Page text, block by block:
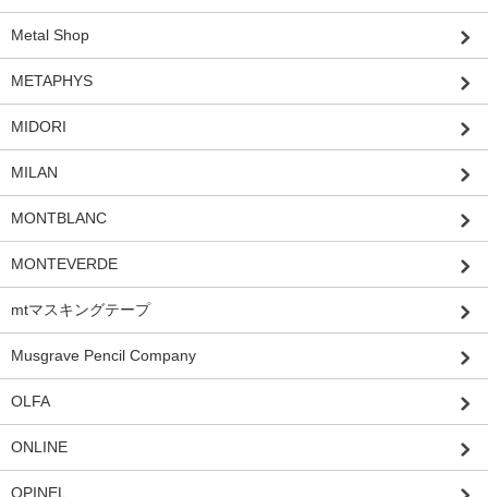
Metal Shop
METAPHYS
MIDORI
MILAN
MONTBLANC
MONTEVERDE
mtマスキングテープ
Musgrave Pencil Company
OLFA
ONLINE
OPINEL